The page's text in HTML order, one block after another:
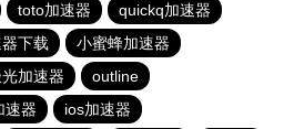
toto加速器
quickq加速器
下载
小蜜蜂加速器
加速器
outline
速器 ios加速器